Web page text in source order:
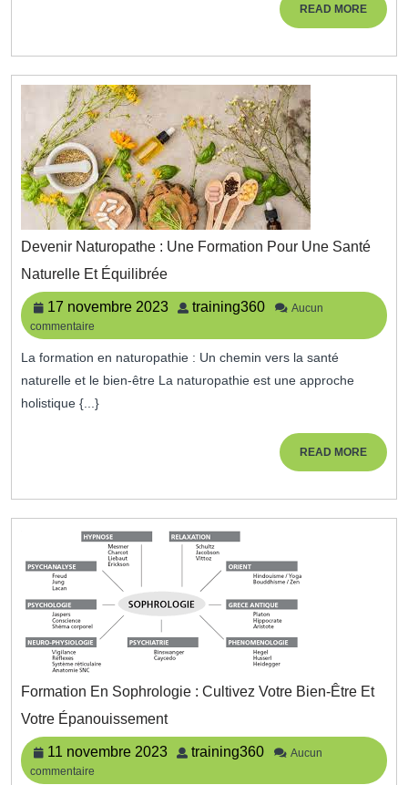
READ MOREREAD
MORE
Devenir Naturopathe : Une Formation Pour Une Santé
Naturelle Et Équilibrée
:
Une
Pour
Santé
17 novembre 2023
17
2023
training360 training360
Aucun
commentaire
La formation en naturopathie : Un chemin vers la santé
naturelle et le bien-être La naturopathie est une approche
holistique {...}
READ MOREREAD
MORE
Formation En Sophrologie : Cultivez Votre Bien-Être Et
Votre Épanouissement
En
Sophrologie
11 novembre 2023
11 training360 training360
Aucun
commentaire